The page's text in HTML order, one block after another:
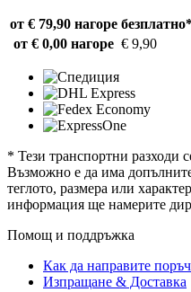
от € 79,90 нагоре
от € 0,00 нагоре € 9,90
* Тези транспортни разходи
Възможно е да има
теглото, размера или
информация ще намерите
Помощ и поддръжка
Как да направите
Изпращане & Доставка